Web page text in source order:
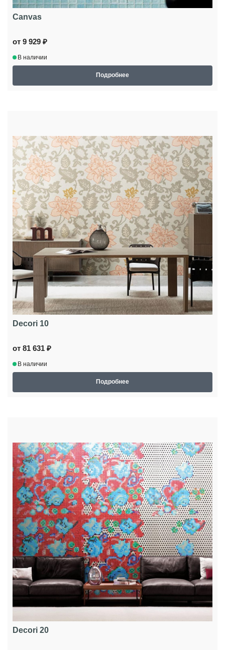
Canvas
от 9 929 ₽
В наличии
Подробнее
Decori 10
от 81 631 ₽
В наличии
Подробнее
Decori 20